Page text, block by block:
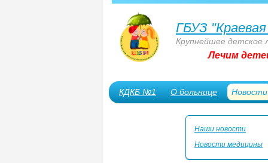
ГБУЗ
Крупнейшее детское
Лечим
КДКБ №1 О больнице Новости
Наши новости
Новости медицины